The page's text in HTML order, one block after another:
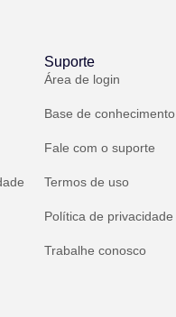
Suporte
Área de login
Base de conhecimento
Fale com o suporte
Termos de uso
Política de privacidade
Trabalhe conosco